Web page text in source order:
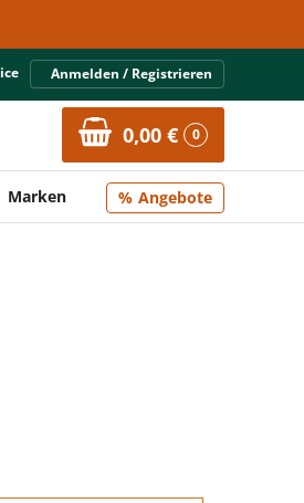
Anmelden / Registrieren
0,00 € 0
Marken Angebote